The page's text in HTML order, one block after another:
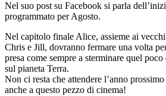
Nel suo post su Facebook si parla
programmato per Agosto.
Nel capitolo finale Alice, assieme ai
Chris e Jill, dovranno fermare una volta
presa come sempre a sterminare quel
sul pianeta Terra.
Non ci resta che attendere l’anno
anche a questo pezzo di cinema!